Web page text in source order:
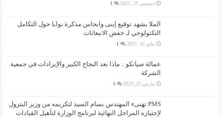
ديسمبر 31, 2022 1
الملا يشهد توقيع إينى وايجاس مذكرة نوايا حول التكامل
التكنولوجي لـ خفض الانبعاثات
يناير 16, 2023 1
عمالة صيانكو .. ماذا بعد النجاح الكبير والإيرادات في جمعية
الشركة
مارس 25, 2023 1
PMS تهنىء المهندس بسام السيد لتكريمه من وزير البترول
لإجتيازه المراحل النهائية لبرنامج الوزارة لتأهيل القيادات